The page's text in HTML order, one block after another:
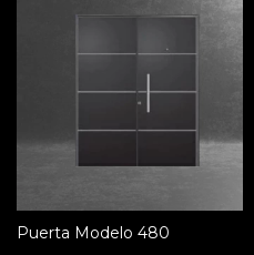
Puerta Modelo 480